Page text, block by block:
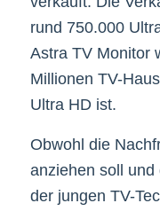
rund 750.000
Astra TV Monitor
Millionen TV-
Ultra HD ist.
Obwohl die
anziehen soll
der jungen TV-